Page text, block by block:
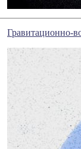
Гравитационно-